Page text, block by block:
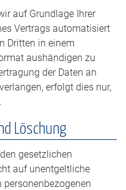
auf Grundlage Ihrer
Vertrags automatisiert
Dritten in einem
aushändigen zu
der Daten an
erfolgt dies nur,
Löschung
gesetzlichen
auf unentgeltliche